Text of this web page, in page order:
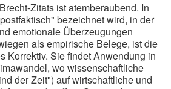
Zitats ist atemberaubend. In
bezeichnet wird, in der
emotionale Überzeugungen
als empirische Belege, ist die
Korrektiv. Sie findet Anwendung in
wo wissenschaftliche
der Zeit") auf wirtschaftliche und